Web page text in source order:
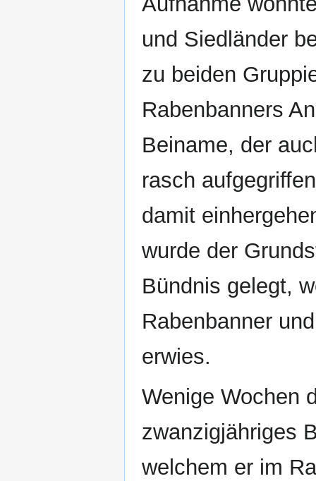
und Siedländer
zu beiden
Rabenbanners
Beiname, der
rasch
damit
wurde der
Bündnis gelegt,
Rabenbanner
erwies.
Wenige Wochen
zwanzigjähriges
welchem er im